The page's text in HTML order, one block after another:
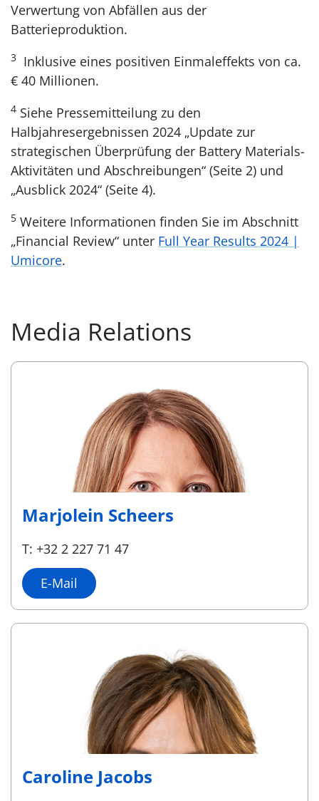
Verwertung von Abfällen aus der
Batterieproduktion.
3
Inklusive eines positiven Einmaleffekts von ca.
€ 40 Millionen.
4 Siehe Pressemitteilung zu den
Halbjahresergebnissen 2024 „Update zur
strategischen Überprüfung der Battery Materials-
Aktivitäten und Abschreibungen“ (Seite 2) und
„Ausblick 2024“ (Seite 4).
5 Weitere Informationen finden Sie im Abschnitt
„Financial Review“ unter Full Year Results 2024 |
Umicore.
Media Relations
Marjolein Scheers
T: +32 2 227 71 47
E-Mail
Caroline Jacobs